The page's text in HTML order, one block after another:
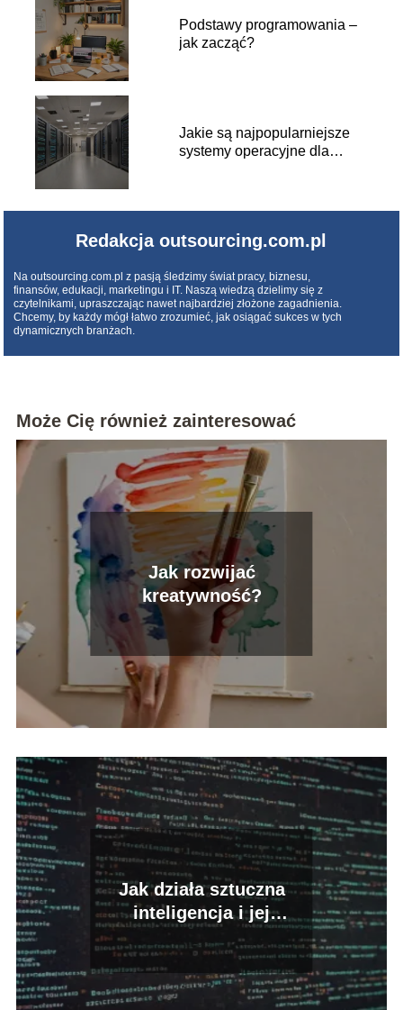
Podstawy programowania –
jak zacząć?
Jakie są najpopularniejsze
systemy operacyjne dla
Redakcja outsourcing.com.pl
Na outsourcing.com.pl z pasją śledzimy świat pracy, biznesu,
finansów, edukacji, marketingu i IT. Naszą wiedzą dzielimy się z
czytelnikami, upraszczając nawet najbardziej złożone zagadnienia.
Chcemy, by każdy mógł łatwo zrozumieć, jak osiągać sukces w tych
dynamicznych branżach.
Może Cię również zainteresować
Jak rozwijać
kreatywność?
Jak działa sztuczna
inteligencja i jej
zastosowania w IT?